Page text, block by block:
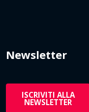
Newsletter
ISCRIVITI ALLA
NEWSLETTER